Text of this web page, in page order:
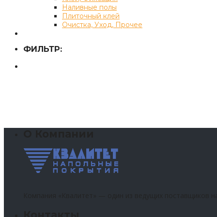
Наливные полы
Плиточный клей
Очистка, Уход, Прочее
ФИЛЬТР: